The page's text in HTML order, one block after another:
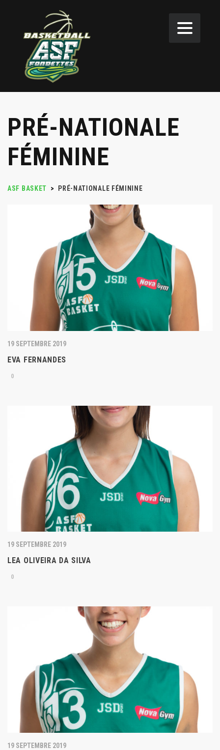
PRÉ-NATIONALE
FÉMININE
ASF BASKET > PRÉ-NATIONALE FÉMININE
19 SEPTEMBRE 2019
EVA FERNANDES
0
19 SEPTEMBRE 2019
LEA OLIVEIRA DA SILVA
0
19 SEPTEMBRE 2019